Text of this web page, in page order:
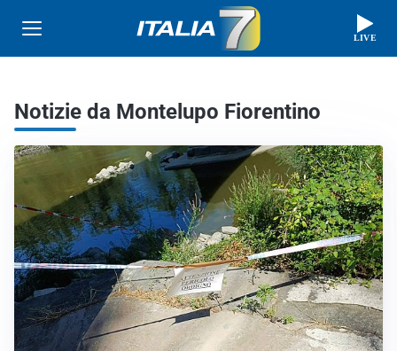
LIVE
Notizie da Montelupo Fiorentino